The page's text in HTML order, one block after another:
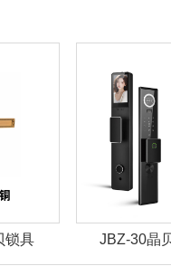
锁具 JBZ-30晶